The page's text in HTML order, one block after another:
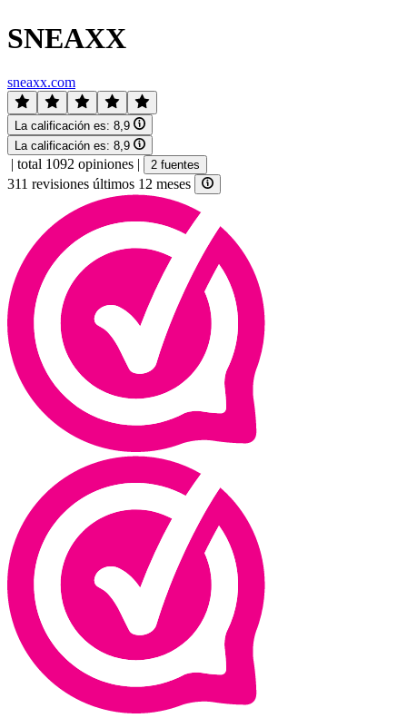
SNEAXX
sneaxx.com
La calificación es: 8,9
La calificación es: 8,9
| total 1092 opiniones | 2 fuentes
311 revisiones últimos 12 meses